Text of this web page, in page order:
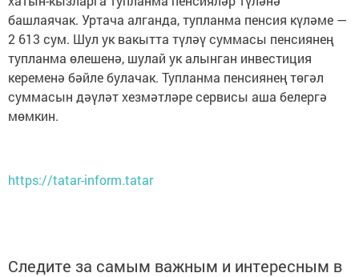
башлаячак. Уртача алганда, тупланма пенсия күләме —
2 613 сум. Шул ук вакытта түләү суммасы пенсиянең
тупланма өлешенә, шулай ук алынган инвестиция
кеременә бәйле булачак. Тупланма пенсиянең төгәл
суммасын дәүләт хезмәтләре сервисы аша белергә
мөмкин.
https://tatar-inform.tatar
Следите за самым важным и интересным в